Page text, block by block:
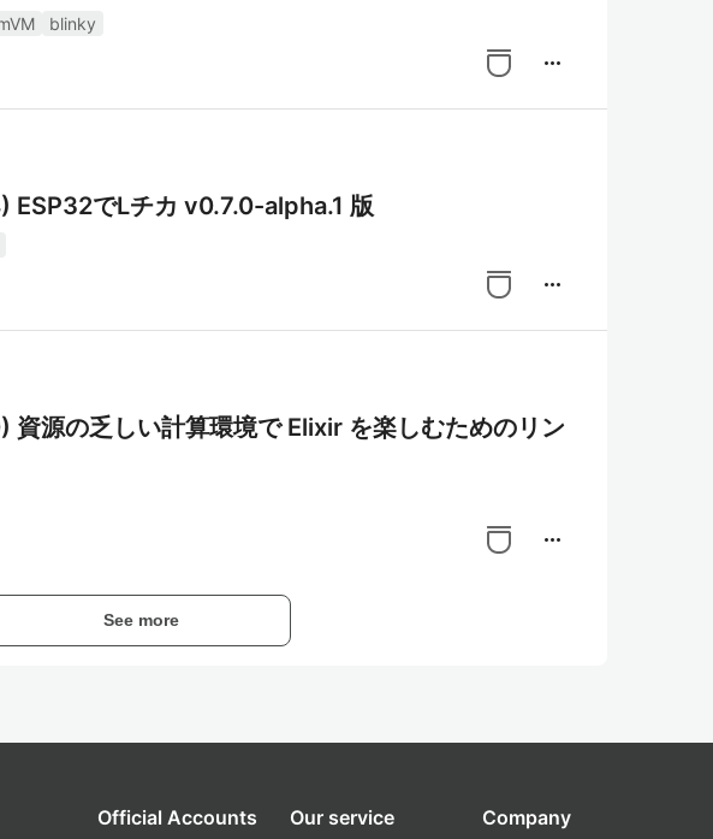
blinky
more_horiz
ESP32でLチカ v0.7.0-alpha.1 版
more_horiz
源の乏しい計算環境で Elixir を楽しむためのリン
more_horiz
See more
Official Accounts Our service Company